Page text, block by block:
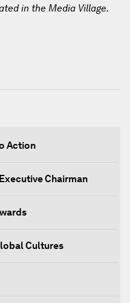
in the Media Village.
Action
Chairman
Cultures